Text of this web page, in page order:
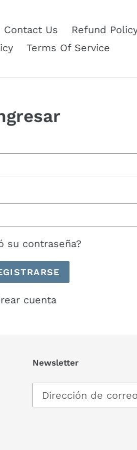
Contact Us
Refund
Terms Of Service
su contraseña?
cuenta
Newsletter